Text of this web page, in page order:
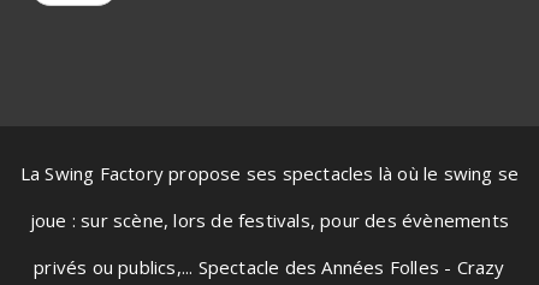
La Swing Factory propose ses spectacles là où le swing se
joue : sur scène, lors de festivals, pour des évènements
privés ou publics,... Spectacle des Années Folles - Crazy